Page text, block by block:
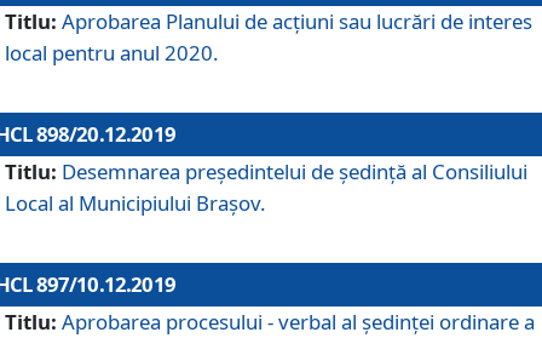
Titlu: Aprobarea Planului de acţiuni sau lucrări de interes
local pentru anul 2020.
898/20.12.2019
Titlu: Desemnarea preşedintelui de şedinţă al Consiliului
Local al Municipiului Braşov.
897/10.12.2019
Titlu: Aprobarea procesului - verbal al şedinţei ordinare a